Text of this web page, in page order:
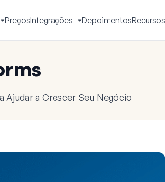
Alternar
Menu
PreçosIntegrações
Alternar
Menu
DepoimentosRecursos
Ajudar a Crescer Seu Negócio